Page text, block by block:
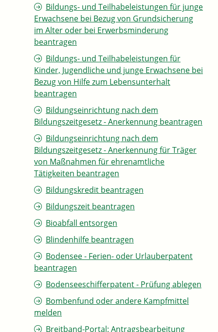
Bildungs- und Teilhabeleistungen für junge
Erwachsene bei Bezug von Grundsicherung
im Alter oder bei Erwerbsminderung
beantragen
Bildungs- und Teilhabeleistungen für
Kinder, Jugendliche und junge Erwachsene bei
Bezug von Hilfe zum Lebensunterhalt
beantragen
Bildungseinrichtung nach dem
Bildungszeitgesetz - Anerkennung beantragen
Bildungseinrichtung nach dem
Bildungszeitgesetz - Anerkennung für Träger
von Maßnahmen für ehrenamtliche
Tätigkeiten beantragen
Bildungskredit beantragen
Bildungszeit beantragen
Bioabfall entsorgen
Blindenhilfe beantragen
Bodensee - Ferien- oder Urlauberpatent
beantragen
Bodenseeschifferpatent - Prüfung ablegen
Bombenfund oder andere Kampfmittel
melden
Breitband-Portal: Antragsbearbeitung